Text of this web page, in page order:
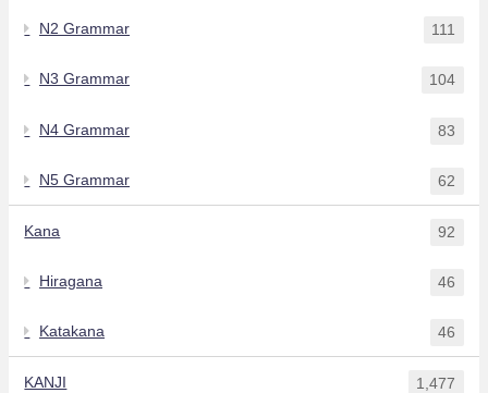
N2 Grammar 111
N3 Grammar 104
N4 Grammar 83
N5 Grammar 62
Kana 92
Hiragana 46
Katakana 46
KANJI 1,477